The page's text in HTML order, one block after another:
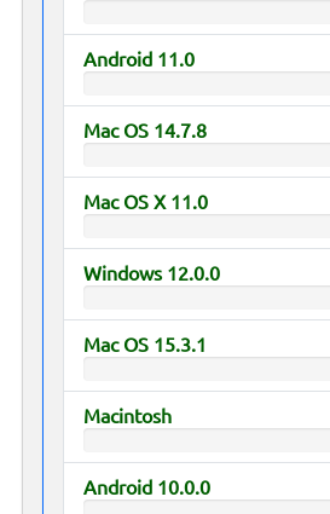
Android 11.0
Mac OS 14.7.8
Mac OS X 11.0
Windows 12.0.0
Mac OS 15.3.1
Macintosh
Android 10.0.0